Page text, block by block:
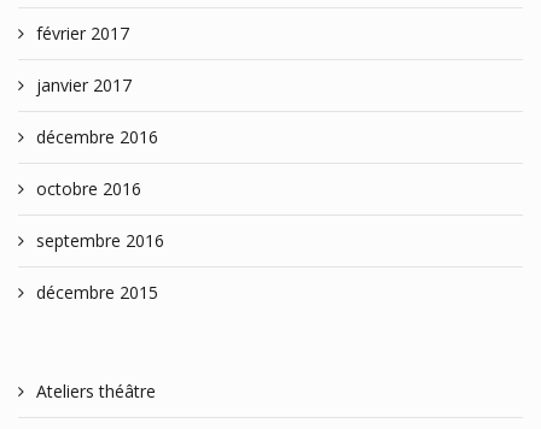
février 2017
janvier 2017
décembre 2016
octobre 2016
septembre 2016
décembre 2015
Ateliers théâtre